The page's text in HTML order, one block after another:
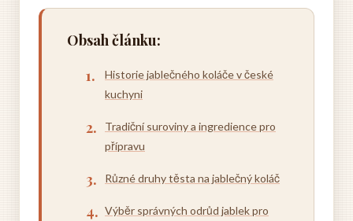
Obsah článku:
Historie jablečného koláče v české
kuchyni
Tradiční suroviny a ingredience pro
přípravu
Různé druhy těsta na jablečný koláč
Výběr správných odrůd jablek pro